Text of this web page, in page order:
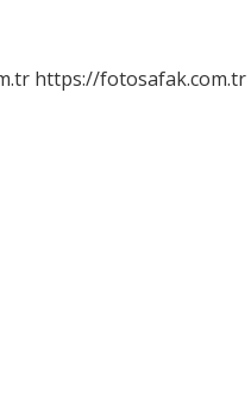
https://fotosafak.com.tr